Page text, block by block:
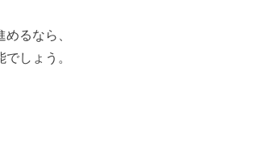
るなら、
しょう。